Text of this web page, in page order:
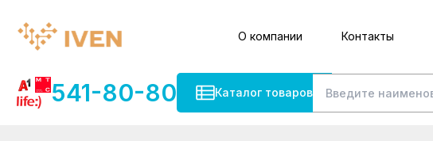
О компании Контакты
541-80-80 Каталог товаров